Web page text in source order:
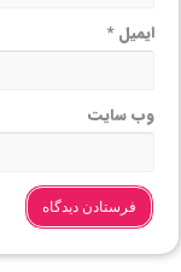
ایمیل*
وب‌ سایت